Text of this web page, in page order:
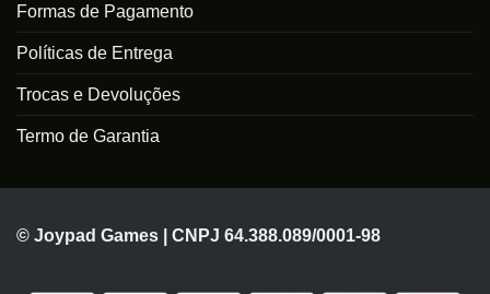
Formas de Pagamento
Políticas de Entrega
Trocas e Devoluções
Termo de Garantia
© Joypad Games | CNPJ 64.388.089/0001-98